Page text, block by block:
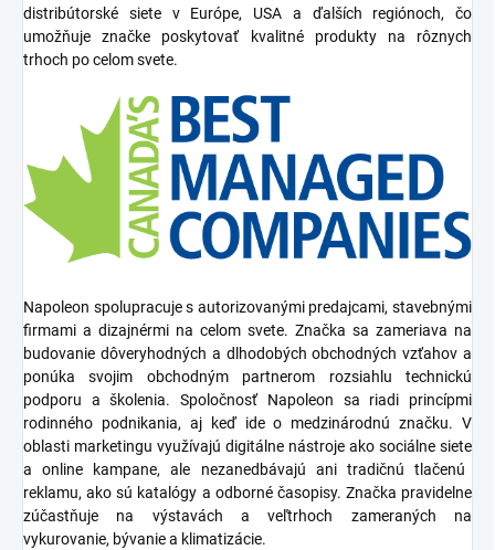
distribútorské siete v Európe, USA a ďalších regiónoch, čo
umožňuje značke poskytovať kvalitné produkty na rôznych
trhoch po celom svete.
Napoleon spolupracuje s autorizovanými predajcami, stavebnými
firmami a dizajnérmi na celom svete. Značka sa zameriava na
budovanie dôveryhodných a dlhodobých obchodných vzťahov a
ponúka svojim obchodným partnerom rozsiahlu technickú
podporu a školenia. Spoločnosť Napoleon sa riadi princípmi
rodinného podnikania, aj keď ide o medzinárodnú značku. V
oblasti marketingu využívajú digitálne nástroje ako sociálne siete
a online kampane, ale nezanedbávajú ani tradičnú tlačenú
reklamu, ako sú katalógy a odborné časopisy. Značka pravidelne
zúčastňuje na výstavách a veľtrhoch zameraných na
vykurovanie, bývanie a klimatizácie.